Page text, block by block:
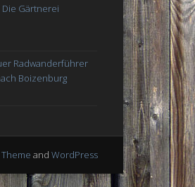
Die Gärtnerei
Radwanderführer
Boizenburg
and WordPress